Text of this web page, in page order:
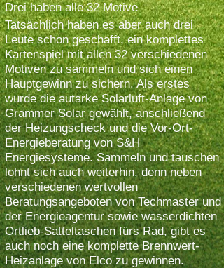
Drei haben alle 32 Motive
Tatsächlich haben es aber auch drei
Leute schon geschafft, ein komplettes
Kartenspiel mit allen 32 verschiedenen
Motiven zu sammeln und sich einen
Hauptgewinn zu sichern. Als erstes
wurde die autarke Solarluft-Anlage von
Grammer Solar gewählt, anschließend
der Heizungscheck und die Vor-Ort-
Energieberatung von S&H
Energiesysteme. Sammeln und tauschen
lohnt sich auch weiterhin, denn neben
verschiedenen wertvollen
Beratungsangeboten von Techmaster und
der Energieagentur sowie wasserdichten
Ortlieb-Satteltaschen fürs Rad, gibt es
auch noch eine komplette Brennwert-
Heizanlage von Elco zu gewinnen.